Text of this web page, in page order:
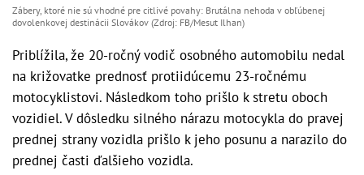
Zábery, ktoré nie sú vhodné pre citlivé povahy: Brutálna nehoda v obľúbenej
dovolenkovej destinácii Slovákov (Zdroj: FB/Mesut Ilhan)
Priblížila, že 20-ročný vodič osobného automobilu nedal
na križovatke prednosť protiidúcemu 23-ročnému
motocyklistovi. Následkom toho prišlo k stretu oboch
vozidiel. V dôsledku silného nárazu motocykla do pravej
prednej strany vozidla prišlo k jeho posunu a narazilo do
prednej časti ďalšieho vozidla.